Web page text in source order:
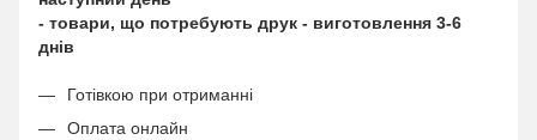
- товари, що потребують друк - виготовлення 3-6
днів
Готівкою при отриманні
Оплата онлайн